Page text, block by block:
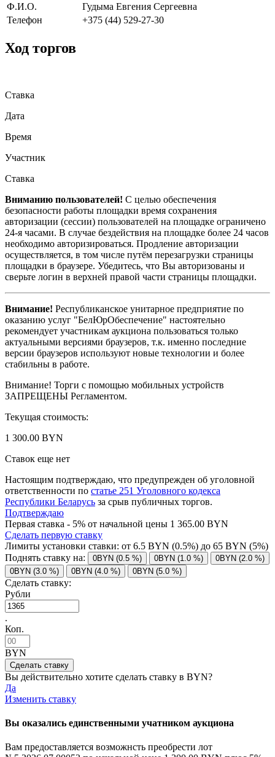
Ф.И.О.
Гудыма Евгения Сергеевна
Телефон
+375 (44) 529-27-30
Ход торгов
Ставка
Дата
Время
Участник
Ставка
Вниманию пользователей! С целью обеспечения
безопасности работы площадки время сохранения
авторизации (сессии) пользователей на площадке ограничено
24-я часами. В случае бездействия на площадке более 24 часов
необходимо авторизироваться. Продление авторизации
осуществляется, в том числе путём перезагрузки страницы
площадки в браузере. Убедитесь, что Вы авторизованы и
сверьте логин в верхней правой части страницы площадки.
Внимание! Республиканское унитарное предприятие по
оказанию услуг "БелЮрОбеспечение" настоятельно
рекомендует участникам аукциона пользоваться только
актуальными версиями браузеров, т.к. именно последние
версии браузеров используют новые технологии и более
стабильны в работе.
Внимание! Торги с помощью мобильных устройств
ЗАПРЕЩЕНЫ Регламентом.
Текущая стоимость:
1 300.00 BYN
Ставок еще нет
Настоящим подтверждаю, что предупрежден об уголовной
ответственности по статье 251 Уголовного кодекса
Республики Беларусь за срыв публичных торгов.
Подтверждаю
Первая ставка - 5% от начальной цены 1 365.00 BYN
Сделать первую ставку
Лимиты установки ставки: от 6.5 BYN (0.5%) до 65 BYN (5%)
Поднять ставку на:
0BYN (0.5 %) 0BYN (1.0 %)
0BYN (2.0 %)
0BYN (3.0 %)
0BYN (4.0 %) 0BYN (5.0 %)
Сделать ставку:
Рубли
.
Коп.
BYN
Вы действительно хотите сделать ставку в BYN?
Да
Изменить ставку
Вы оказались единственными учатником аукциона
Вам предоставляется возможнсть преобрести лот